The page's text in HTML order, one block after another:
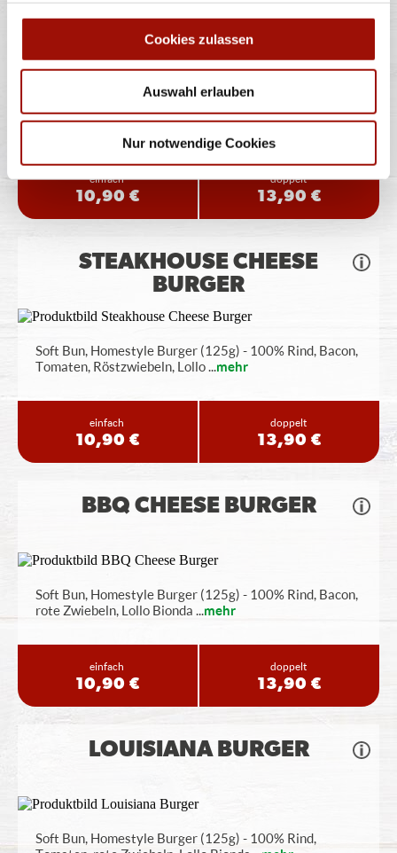
Cookies zulassen
Auswahl erlauben
Nur notwendige Cookies
BACON CHEESE BURGER
Tomaten, rote Zwiebeln, Lollo...mehr
einfach
10,90 €
doppelt
13,90 €
STEAKHOUSE CHEESE
BURGER
Soft Bun, Homestyle Burger (125g) - 100% Rind, Bacon,
Tomaten, Röstzwiebeln, Lollo...mehr
einfach
10,90 €
doppelt
13,90 €
BBQ CHEESE BURGER
Soft Bun, Homestyle Burger (125g) - 100% Rind, Bacon,
rote Zwiebeln, Lollo Bionda ...mehr
einfach
10,90 €
doppelt
13,90 €
LOUISIANA BURGER
Soft Bun, Homestyle Burger (125g) - 100% Rind,